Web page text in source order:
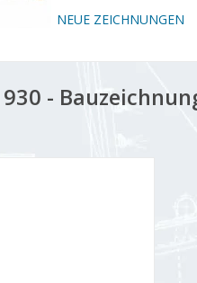
NEUE ZEICHNUNGEN
-